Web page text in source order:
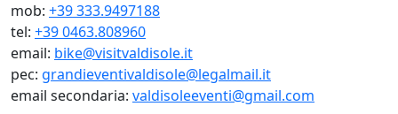
mob: +39 333.9497188
tel: +39 0463.808960
email: bike@visitvaldisole.it
pec: grandieventivaldisole@legalmail.it
email secondaria: valdisoleeventi@gmail.com